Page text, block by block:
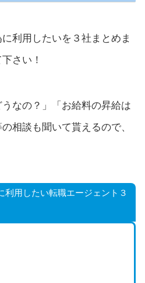
利用したいを３社まとめま
さい！
うなの？」「お給料の昇給は
相談も聞いて貰えるので、
利用したい転職エージェント３